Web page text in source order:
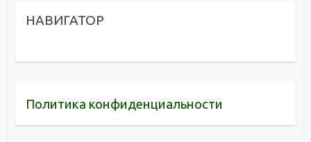
НАВИГАТОР
Политика конфиденциальности